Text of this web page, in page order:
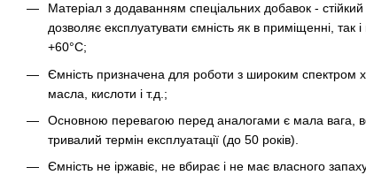
Матеріал з додаванням спеціальних добавок -
дозволяє експлуатувати ємність як в приміщенні, так
+60°C;
Ємність призначена для роботи з широким спектром
масла, кислоти і т.д.;
Основною перевагою перед аналогами є мала вага,
тривалий термін експлуатації (до 50 років).
Ємність не іржавіє, не вбирає і не має власного